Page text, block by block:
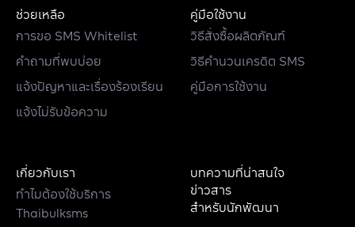
ช่วยเหลือ
การขอ SMS Whitelist
คำถามที่พบบ่อย
แจ้งปัญหาและเรื่องร้องเรียน
แจ้งไม่รับข้อความ
คู่มือใช้งาน
วิธีสั่งซื้อผลิตภัณฑ์
วิธีคำนวนเครดิต SMS
คู่มือการใช้งาน
เกี่ยวกับเรา
ทำไมต้องใช้บริการ
Thaibulksms
บทความที่น่าสนใจ
ข่าวสาร
สำหรับนักพัฒนา